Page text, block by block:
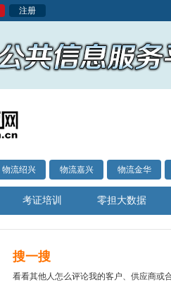
注册
物流绍兴 物流嘉兴 物流金华
考证培训 零担大数据
搜一搜
看看其他人怎么评论我的客户、供应商或